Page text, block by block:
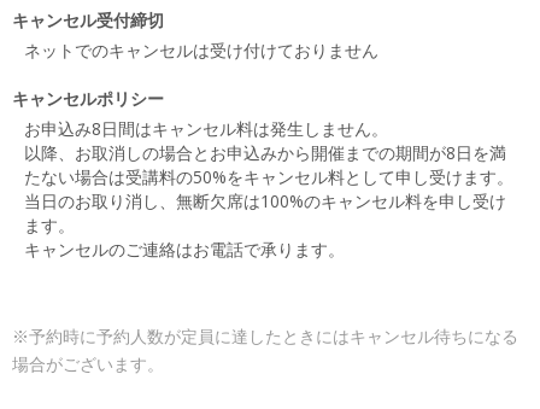
キャンセル受付締切
ネットでのキャンセルは受け付けておりません
キャンセルポリシー
お申込み8日間はキャンセル料は発生しません。
以降、お取消しの場合とお申込みから開催までの期間が8日を満
たない場合は受講料の50%をキャンセル料として申し受けます。
当日のお取り消し、無断欠席は100%のキャンセル料を申し受け
ます。
キャンセルのご連絡はお電話で承ります。
※予約時に予約人数が定員に達したときにはキャンセル待ちになる
場合がございます。